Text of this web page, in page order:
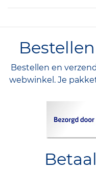
Bestellen en
webwinkel. Je